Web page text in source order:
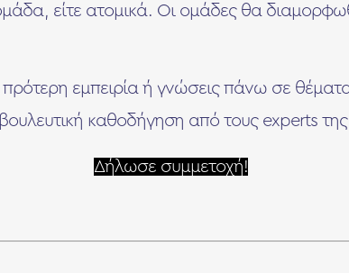
είτε ατομικά. Οι ομάδες θα
πρότερη εμπειρία ή γνώσεις πάνω σε
καθοδήγηση από τους experts
Δήλωσε συμμετοχή!